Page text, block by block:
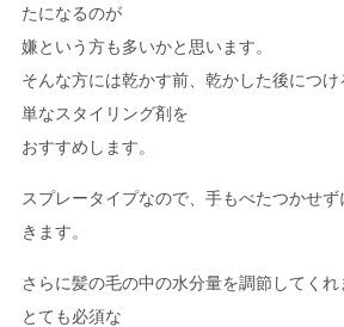
たになるのが
嫌という方も多いかと思います。
そんな方には乾かす前、乾かした後につ
単なスタイリング剤を
おすすめします。
スプレータイプなので、手もべたつかせ
きます。
さらに髪の毛の中の水分量を調節してく
とても必須な